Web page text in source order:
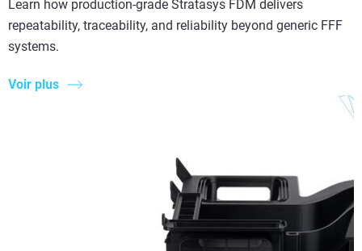
Learn how production-grade Stratasys FDM delivers
repeatability, traceability, and reliability beyond generic FFF
systems.
Voir plus